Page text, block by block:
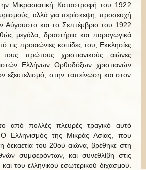
Μικρασιατική Καταστροφή του 1922
αλλά για περίσκεψη, προσευχή
Αύγουστο και το Σεπτέμβριο του 1922
μεγάλα, δραστήρια και παραγωγικά
προαιώνιες κοιτίδες του, Εκκλησίες
πρώτους χριστιανικούς αιώνες
Ελλήνων Ορθοδόξων χριστιανών
εξευτελισμό, στην ταπείνωση και στον
από πολλές πλευρές τραγικό αυτό
Ελληνισμός της Μικράς Ασίας, που
του 20ού αιώνα, βρέθηκε στη
συμφερόντων, και συνεθλίβη στις
του ελληνικού εσωτερικού διχασμού.